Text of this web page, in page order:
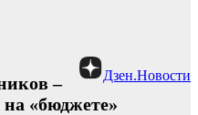
Дзен.Новости
–
«бюджете»